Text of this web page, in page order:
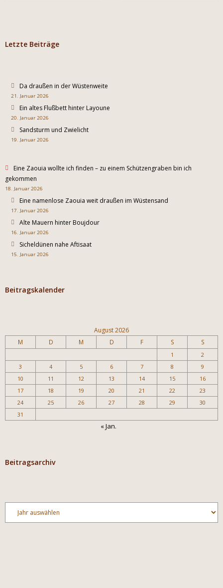
Letzte Beiträge
Da draußen in der Wüstenweite
21. Januar 2026
Ein altes Flußbett hinter Layoune
20. Januar 2026
Sandsturm und Zwielicht
19. Januar 2026
Eine Zaouia wollte ich finden – zu einem Schützengraben bin ich
gekommen
18. Januar 2026
Eine namenlose Zaouia weit draußen im Wüstensand
17. Januar 2026
Alte Mauern hinter Boujdour
16. Januar 2026
Sicheldünen nahe Aftisaat
15. Januar 2026
Beitragskalender
August 2026
M D M D F S S
1
2
3
4 5 6 7 8
9
10
11 12 13 14 15
16
17
18 19 20 21 22
23
24
25 26 27 28 29
30
31
« Jan.
Beitragsarchiv
Archiv